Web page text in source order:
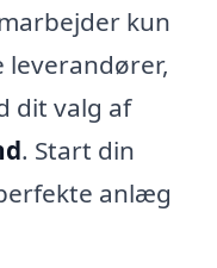
kun
leverandører,
dit valg af
. Start din
anlæg